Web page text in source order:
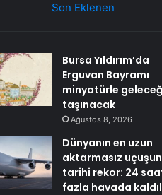
Son Eklenen
Bursa Yıldırım’da
Erguvan Bayramı
minyatürle
taşınacak
Ağustos 8, 2026
Dünyanın en uzun
aktarmasız
tarihi rekor: 24
fazla havada